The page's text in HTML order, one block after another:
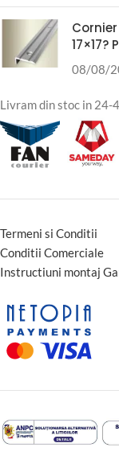
08/08/
Livram din stoc in 24-
Termeni si Conditii
Conditii Comerciale
Instructiuni montaj